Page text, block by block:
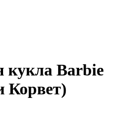
кукла Barbie
Корвет)